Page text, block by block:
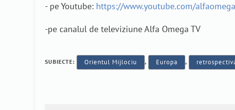
- pe Youtube: https://www.youtube.com/
-pe canalul de televiziune Alfa Omega TV
SUBIECTE: Orientul Mijlociu , Europa ,